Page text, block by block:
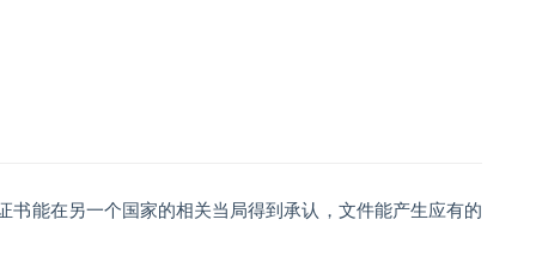
能在另一个国家的相关当局得到承认，文件能产生应有的